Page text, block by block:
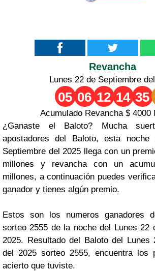
Revancha
Lunes 22 de Septiembre
05 06 12 14 35
Acumulado Revancha $ 4000
¿Ganaste el Baloto? Mucha
apostadores del Baloto, esta
Septiembre del 2025 llega con un
millones y revancha con un
millones, a continuación puedes
ganador y tienes algún premio.
Estos son los numeros ganadores
sorteo 2555 de la noche del Lunes 22
2025. Resultado del Baloto del Lunes
del 2025 sorteo 2555, encuentra los
acierto que tuviste.